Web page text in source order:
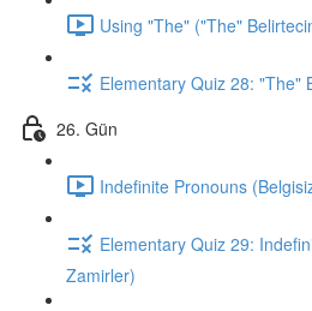
Using "The" ("The"
Elementary Quiz 28: "The"
26. Gün
Indefinite Pronouns
Elementary Quiz 29:
Zamirler)